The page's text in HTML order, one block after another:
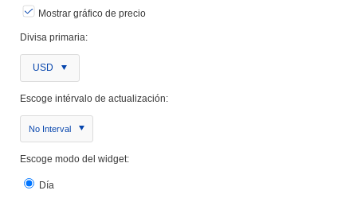
Mostrar gráfico de precio
Divisa primaria:
USD
Escoge intérvalo de actualización:
No Interval
Escoge modo del widget:
Día